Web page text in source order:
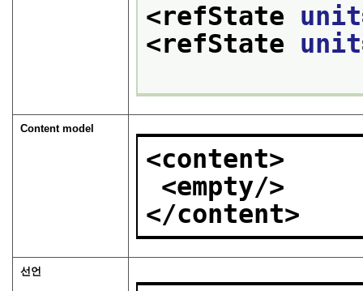
<refState unit
<refState unit
Content model
<content>
<empty/>
</content>
선언